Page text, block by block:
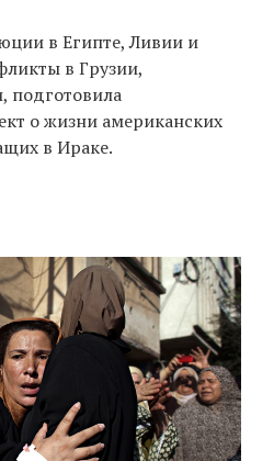
в Египте, Ливии и
в Грузии,
подготовила
о жизни американских
в Ираке.